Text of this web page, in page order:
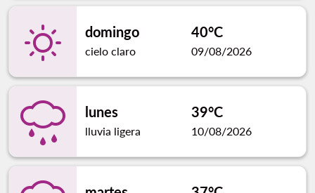
domingo
cielo claro
40°C
09/08/2026
lunes
lluvia ligera
39°C
10/08/2026